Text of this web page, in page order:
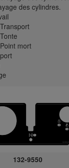
des cylindres.
mort
132-9550